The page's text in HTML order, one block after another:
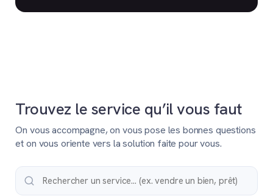
Trouvez le service qu’il vous faut
On vous accompagne, on vous pose les bonnes questions
et on vous oriente vers la solution faite pour vous.